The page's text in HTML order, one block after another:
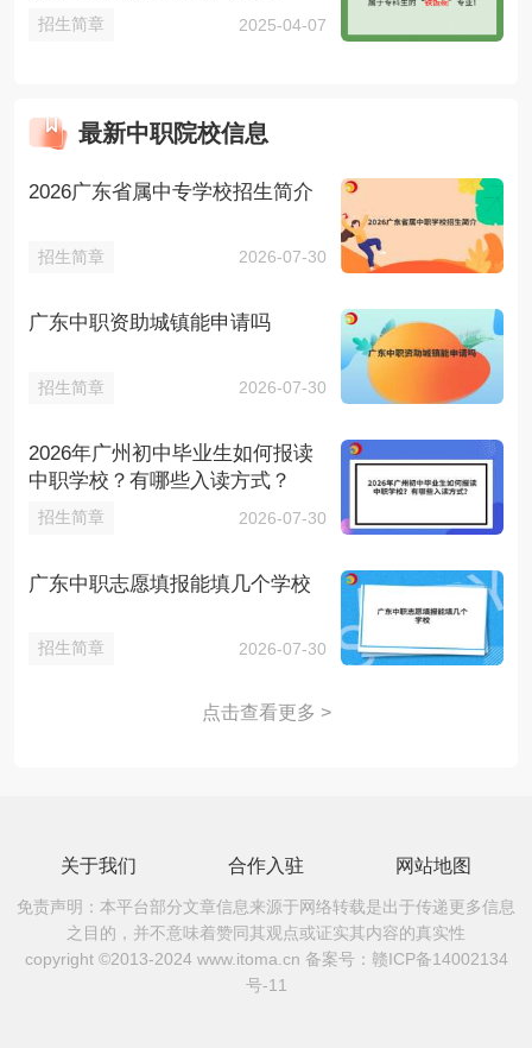
招生简章 2025-04-07
最新中职院校信息
2026广东省属中专学校招生简介
招生简章 2026-07-30
广东中职资助城镇能申请吗
招生简章 2026-07-30
2026年广州初中毕业生如何报读
中职学校？有哪些入读方式？
招生简章 2026-07-30
广东中职志愿填报能填几个学校
招生简章 2026-07-30
点击查看更多 >
关于我们 合作入驻 网站地图
免责声明：本平台部分文章信息来源于网络转载是出于传递更多信息
之目的，并不意味着赞同其观点或证实其内容的真实性
copyright ©2013-2024 www.itoma.cn 备案号： 赣ICP备14002134
号-11